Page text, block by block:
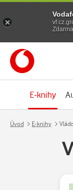
E-knihy
Úvod E-knihy